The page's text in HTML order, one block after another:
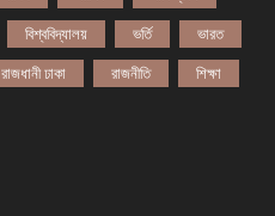
বিশ্ববিদ্যালয় ভর্তি ভারত
রাজধানী ঢাকা রাজনীতি শিক্ষা